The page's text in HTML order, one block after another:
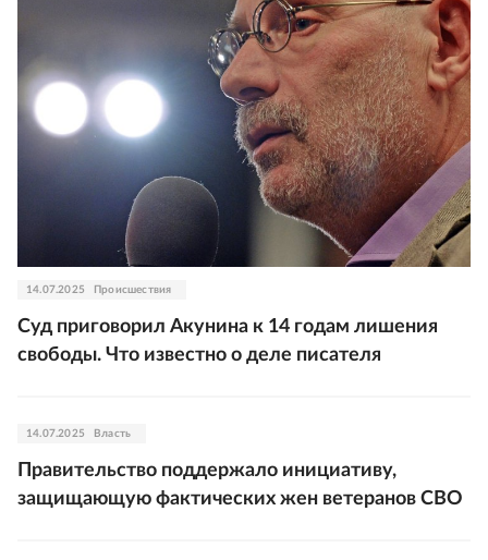
14.07.2025 Происшествия
Суд приговорил Акунина к 14 годам лишения
свободы. Что известно о деле писателя
14.07.2025 Власть
Правительство поддержало инициативу,
защищающую фактических жен ветеранов СВО